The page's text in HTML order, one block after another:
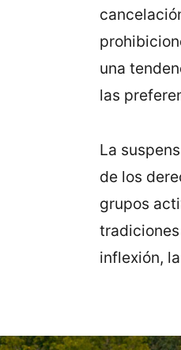
una
las
La
de los
grupos
inflexión,